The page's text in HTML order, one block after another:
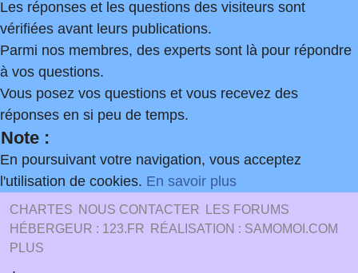
Les réponses et les questions des visiteurs sont
vérifiées avant leurs publications.
Parmi nos membres, des experts sont là pour répondre
à vos questions.
Vous posez vos questions et vous recevez des
réponses en si peu de temps.
Note :
En poursuivant votre navigation, vous acceptez
l'utilisation de cookies. En savoir plus
CHARTES NOUS CONTACTER
LES FORUMS
HÉBERGEUR : 123.FR
RÉALISATION : SAMOMOI.COM
PLUS
.